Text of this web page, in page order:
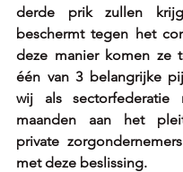
derde prik zullen
beschermt tegen het
deze manier komen ze
één van 3 belangrijke
wij als sectorfederatie
maanden aan het
private
met deze beslissing.